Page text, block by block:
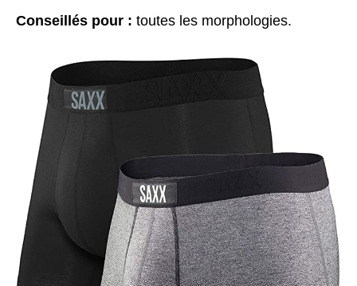
Conseillés pour : toutes les morphologies.